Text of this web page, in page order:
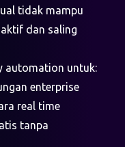
tidak mampu
dan saling
automation untuk:
enterprise
real time
tanpa